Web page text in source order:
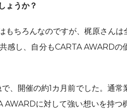
ょうか？
ちろんなのですが、梶原さん
感し、自分もCARTA AWARDの
、開催の約1カ月前でした。通常
に対して強い想いを持つ